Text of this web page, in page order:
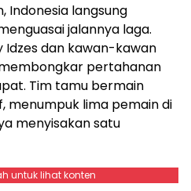
Indonesia langsung
jalannya laga.
Idzes dan kawan-kawan
pertahanan
Tim tamu bermain
menumpuk lima pemain di
menyisakan satu
untuk lihat konten